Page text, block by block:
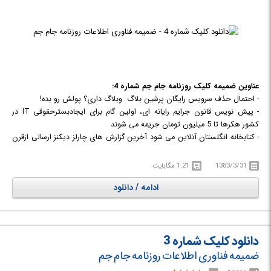
عناوین ضمیمه کلیک روزنامه جام جم شماره 4:
- احتمال حذف سرویس رایگان پرشین بلاگ وبلاگ داری؟ پولش رو بده!
- پیش نویس قانون جرایم رایانه ای، اولین گام برای ایجادبسترحقوقی IT در
کشور هکرها تا 5 میلیون تومان جریمه می شوند
- کتابخانه انگلستان آنلاین می شود آخرین گزارش های چارلز دیکنز ارسالی ازقرن
- تعریف یاب گوگل؛ یک دایرة المعارف جامع در پاسخ جستجوی شما پدربزرگ
باهوش تر از قبل
مگابایت درثانیه
- IT زندگی را برای تنبل ها هر روز شیرین تر می کند خانه های هوشمند
باخدمتکاران نامریی
- فناوری بی سیم بلوتوس و چشم انداز رویایی دنیای IT گریز از سیم های مزاحم
- دغدغه های لئوناردو چیاریگلیونه، پدر فناوری فشرده سازی فایل های موسیقی
بچه ناخلفی به نام MP3
1383/3/31 1.21 مگابایت
ادامه / دانلود
دانلود کلیک شماره 3
ضمیمه فناوری اطلاعات روزنامه جام جم